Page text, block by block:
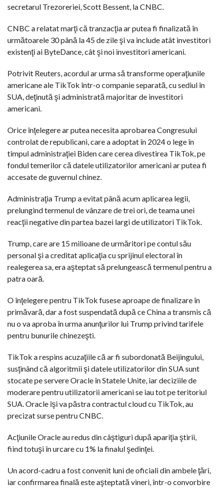
secretarul Trezoreriei, Scott Bessent, la CNBC.
CNBC a relatat marţi că tranzacţia ar putea fi finalizată în
următoarele 30 până la 45 de zile şi va include atât investitori
existenţi ai ByteDance, cât şi noi investitori americani.
Potrivit Reuters, acordul ar urma să transforme operaţiunile
americane ale TikTok într-o companie separată, cu sediul în
SUA, deţinută şi administrată majoritar de investitori
americani.
Orice înţelegere ar putea necesita aprobarea Congresului
controlat de republicani, care a adoptat în 2024 o lege în
timpul administraţiei Biden care cerea divestirea TikTok, pe
fondul temerilor că datele utilizatorilor americani ar putea fi
accesate de guvernul chinez.
Administraţia Trump a evitat până acum aplicarea legii,
prelungind termenul de vânzare de trei ori, de teama unei
reacţii negative din partea bazei largi de utilizatori TikTok.
Trump, care are 15 milioane de urmăritori pe contul său
personal şi a creditat aplicaţia cu sprijinul electoral în
realegerea sa, era aşteptat să prelungească termenul pentru a
patra oară.
O înţelegere pentru TikTok fusese aproape de finalizare în
primăvară, dar a fost suspendată după ce China a transmis că
nu o va aproba în urma anunţurilor lui Trump privind tarifele
pentru bunurile chinezeşti.
TikTok a respins acuzaţiile că ar fi subordonată Beijingului,
susţinând că algoritmii şi datele utilizatorilor din SUA sunt
stocate pe servere Oracle în Statele Unite, iar deciziile de
moderare pentru utilizatorii americani se iau tot pe teritoriul
SUA. Oracle îşi va păstra contractul cloud cu TikTok, au
precizat surse pentru CNBC.
Acţiunile Oracle au redus din câştiguri după apariţia ştirii,
fiind totuşi în urcare cu 1% la finalul şedinţei.
Un acord-cadru a fost convenit luni de oficiali din ambele ţări,
iar confirmarea finală este aşteptată vineri, într-o convorbire